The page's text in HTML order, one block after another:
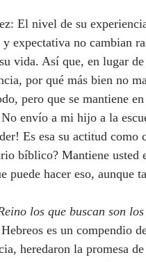
expectativa no cambian
vida. Así que, en lugar
por qué más bien no
pero que se mantiene
envío a mi hijo a la
Es esa su actitud como
bíblico? Mantiene usted
puede hacer eso, aunque
los que buscan son
es un compendio
heredaron la promesa